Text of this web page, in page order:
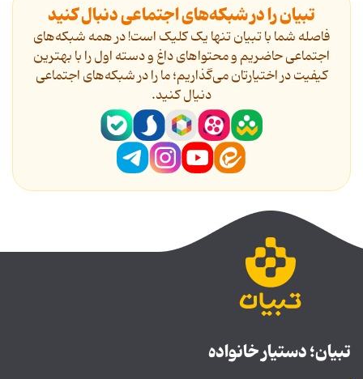
تبیان را در شبکه‌های اجتماعی دنبال کنید
فاصله شما با تبیان تنها یک کلیک است! در همه شبکه‌های
اجتماعی حاضریم و محتواهای داغ و دسته اول را با بهترین
کیفیت در اختیارتان می‌گذاریم؛ ما را در شبکه‌های اجتماعی
دنیال کنید.
تبیان؛ دستیار خانواده